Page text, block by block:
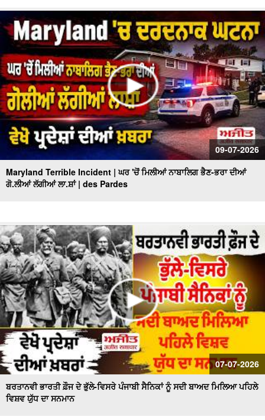
09-07-2026
Maryland Terrible Incident | ਘਰ 'ਚੋਂ ਮਿਲੀਆਂ ਨਾਬਾਲਿਗ ਭੈਣ-ਭਰਾ ਦੀਆਂ
ਗੋ.ਲੀਆਂ ਲੱਗੀਆਂ ਲਾ.ਸ਼ਾਂ | des Pardes
07-07-2026
ਬਰਤਾਨਵੀ ਭਾਰਤੀ ਫ਼ੌਜ ਦੇ ਭੁੱਲੇ-ਵਿਸਰੇ ਪੰਜਾਬੀ ਸੈਨਿਕਾਂ ਨੂੰ ਸਦੀ ਬਾਅਦ ਮਿਲਿਆ ਪਹਿਲੇ
ਵਿਸ਼ਵ ਯੁੱਧ ਦਾ ਸਨਮਾਨ